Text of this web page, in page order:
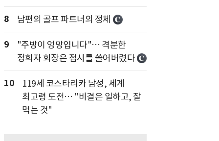
8 남편의 골프 파트너의 정체
9
"주방이 엉망입니다"… 격분한
정희자 회장은 접시를 쓸어버렸다
10
119세 코스타리카 남성, 세계
최고령 도전… "비결은 일하고, 잘
먹는 것"